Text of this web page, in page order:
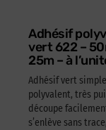
Adhésif
vert 622 –
25m – à
Adhésif vert
polyvalent, très
découpe
s’enlève sans trace,